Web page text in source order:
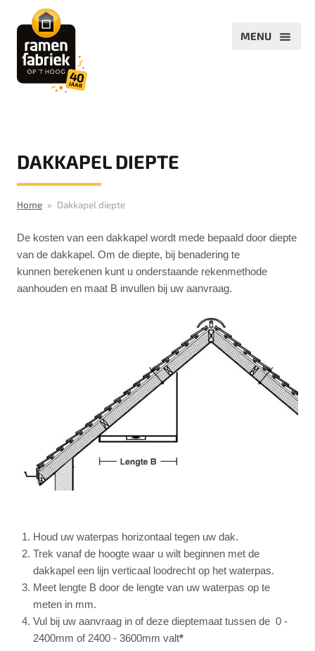
DAKKAPEL DIEPTE
Home Dakkapel diepte
De kosten van een dakkapel wordt mede bepaald door diepte
van de dakkapel. Om de diepte, bij benadering te
kunnen berekenen kunt u onderstaande rekenmethode
aanhouden en maat B invullen bij uw aanvraag.
Houd uw waterpas horizontaal tegen uw dak.
Trek vanaf de hoogte waar u wilt beginnen met de
dakkapel een lijn verticaal loodrecht op het waterpas.
Meet lengte B door de lengte van uw waterpas op te
meten in mm.
Vul bij uw aanvraag in of deze dieptemaat tussen de 0 -
2400mm of 2400 - 3600mm valt*